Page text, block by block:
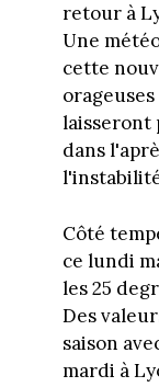
retour à
Une
cette
laisseront
dans
Côté
ce lundi
les 25
Des
saison
mardi à